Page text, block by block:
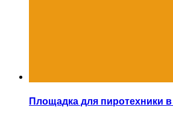
Площадка для пиротехники